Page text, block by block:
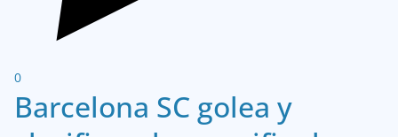
0
Barcelona SC golea y